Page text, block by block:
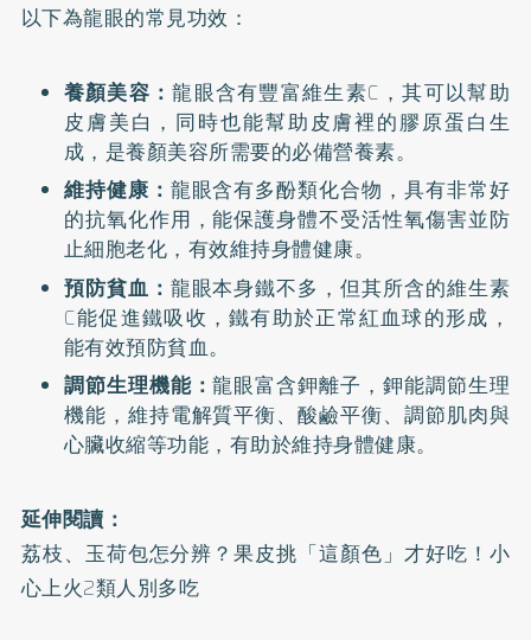
以下為龍眼的常見功效：
養顏美容：龍眼含有豐富維生素C，其可以幫助
皮膚美白，同時也能幫助皮膚裡的膠原蛋白生
成，是養顏美容所需要的必備營養素。
維持健康： 龍眼含有多酚類化合物，具有非常好
的抗氧化作用，能保護身體不受活性氧傷害並防
止細胞老化，有效維持身體健康。
預防貧血： 龍眼本身鐵不多，但其所含的維生素
C能促進鐵吸收，鐵有助於正常紅血球的形成，
能有效預防貧血。
調節生理機能：龍眼富含鉀離子，鉀能調節生理
機能，維持電解質平衡、酸鹼平衡、調節肌肉與
心臟收縮等功能，有助於維持身體健康。
延伸閱讀：
荔枝、玉荷包怎分辨？果皮挑「這顏色」才好吃！小
心上火2類人別多吃